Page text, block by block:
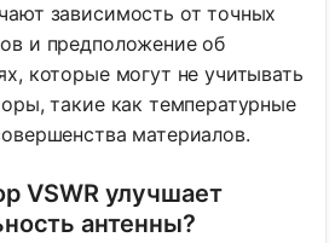
зависимость от точных
и предположение об
которые могут не учитывать
такие как температурные
материалов.
VSWR улучшает
антенны?